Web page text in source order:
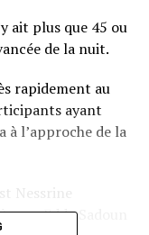
ait plus que 45 ou
de la nuit.
rapidement au
ayant
à l’approche de la
Nessrine
par Eddy Sadoun